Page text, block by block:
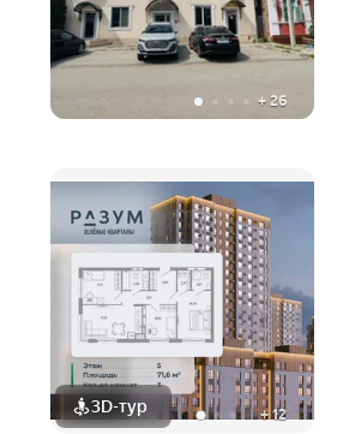
+ 26
3D-тур + 12